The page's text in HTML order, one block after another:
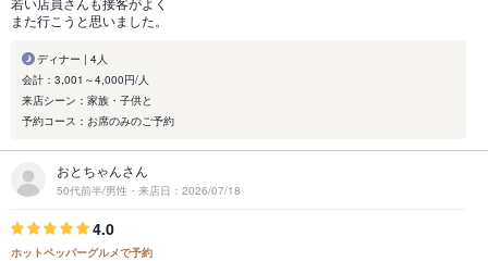
また行こうと思いました。
ディナー | 4人
会計：3,001～4,000円/人
来店シーン：家族・子供と
予約コース：お席のみのご予約
おとちゃんさん
50代前半/男性・来店日：2026/07/18
4.0
ホットペッパーグルメで予約